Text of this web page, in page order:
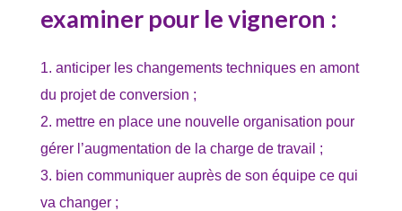
examiner pour le vigneron :
anticiper les changements techniques en amont
du projet de conversion ;
mettre en place une nouvelle organisation pour
gérer l’augmentation de la charge de travail ;
bien communiquer auprès de son équipe ce qui
va changer ;